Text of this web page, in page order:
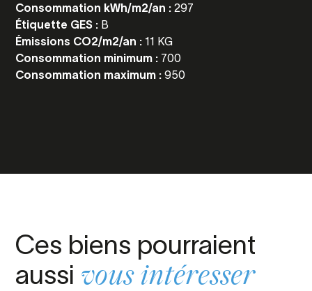
Consommation kWh/m2/an :297
Étiquette GES : B
Émissions CO2/m2/an : 11 KG
Consommation minimum : 700
Consommation maximum :950
Ces biens pourraient
aussi vous intéresser